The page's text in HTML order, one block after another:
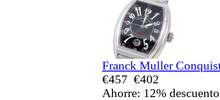
Franck Muller
€457 €402
Ahorre: 12% descuento